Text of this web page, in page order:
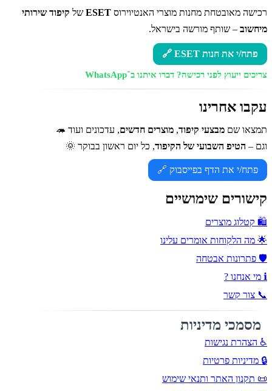
רכישה מאובטחת מחנות מוצרי האנטיוירוס ESET של קיפוד שירותי
מיחשוב – שותף מורשה בישראל.
פתח/י את חנות ESET 🔗
צריכים ייעוץ לפני רכישה? דברו איתנו ב־WhatsApp
עקבו אחרינו
תמצאו שם מבצעי קיפוד, מוצרים חדשים, עדכונים ועוד 🦔
וגם – הטיפ השבועי של הקיפוד, כל יום ראשון בבוקר 🌞
פתח/י את הדף בפייסבוק 🔗
קישורים שימושיים
🛍️ קטלוג מוצרים
🌟 מה הלקוחות אומרים עלינו
🛡️ פתרונות אבטחה
ℹ️ מי אנחנו ?
📞 צור קשר
מסמכי מדיניות
♿ הצהרת נגישות
🔒 מדיניות פרטיות
📜 תקנון האתר ותנאי שימוש